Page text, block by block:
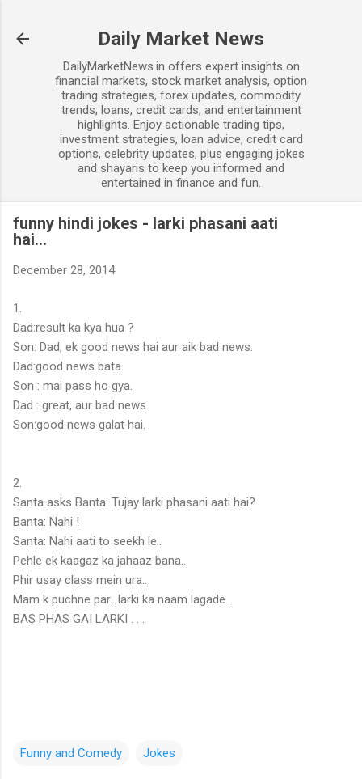
Daily Market News
DailyMarketNews.in offers expert insights on
financial markets, stock market analysis, option
trading strategies, forex updates, commodity
trends, loans, credit cards, and entertainment
highlights. Enjoy actionable trading tips,
investment strategies, loan advice, credit card
options, celebrity updates, plus engaging jokes
and shayaris to keep you informed and
entertained in finance and fun.
funny hindi jokes - larki phasani aati
hai...
December 28, 2014
1.
Dad:result ka kya hua ?
Son: Dad, ek good news hai aur aik bad news.
Dad:good news bata.
Son : mai pass ho gya.
Dad : great, aur bad news.
Son:good news galat hai.
2.
Santa asks Banta: Tujay larki phasani aati hai?
Banta: Nahi !
Santa: Nahi aati to seekh le..
Pehle ek kaagaz ka jahaaz bana..
Phir usay class mein ura..
Mam k puchne par.. larki ka naam lagade..
BAS PHAS GAI LARKI . . .
Funny and Comedy Jokes